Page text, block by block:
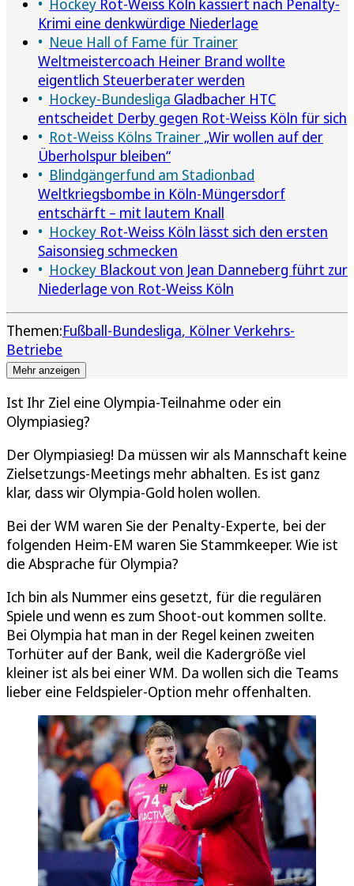
Hockey Rot-Weiss Köln kassiert nach Penalty-
Krimi eine denkwürdige Niederlage
Neue Hall of Fame für Trainer
Weltmeistercoach Heiner Brand wollte
eigentlich Steuerberater werden
Hockey-Bundesliga Gladbacher HTC
entscheidet Derby gegen Rot-Weiss Köln für sich
Rot-Weiss Kölns Trainer „Wir wollen auf der
Überholspur bleiben“
Blindgängerfund am Stadionbad
Weltkriegsbombe in Köln-Müngersdorf
entschärft – mit lautem Knall
Hockey Rot-Weiss Köln lässt sich den ersten
Saisonsieg schmecken
Hockey Blackout von Jean Danneberg führt zur
Niederlage von Rot-Weiss Köln
Themen:Fußball-Bundesliga Kölner Verkehrs-
Betriebe
Mehr anzeigen
Ist Ihr Ziel eine Olympia-Teilnahme oder ein
Olympiasieg?
Der Olympiasieg! Da müssen wir als Mannschaft keine
Zielsetzungs-Meetings mehr abhalten. Es ist ganz
klar, dass wir Olympia-Gold holen wollen.
Bei der WM waren Sie der Penalty-Experte, bei der
folgenden Heim-EM waren Sie Stammkeeper. Wie ist
die Absprache für Olympia?
Ich bin als Nummer eins gesetzt, für die regulären
Spiele und wenn es zum Shoot-out kommen sollte.
Bei Olympia hat man in der Regel keinen zweiten
Torhüter auf der Bank, weil die Kadergröße viel
kleiner ist als bei einer WM. Da wollen sich die Teams
lieber eine Feldspieler-Option mehr offenhalten.